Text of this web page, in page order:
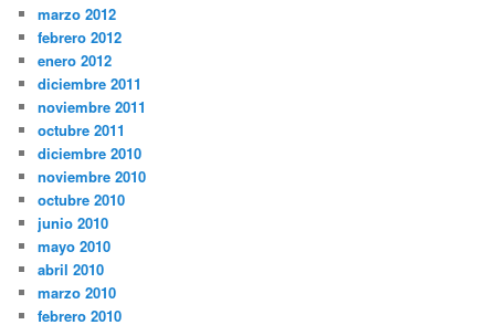
marzo 2012
febrero 2012
enero 2012
diciembre 2011
noviembre 2011
octubre 2011
diciembre 2010
noviembre 2010
octubre 2010
junio 2010
mayo 2010
abril 2010
marzo 2010
febrero 2010